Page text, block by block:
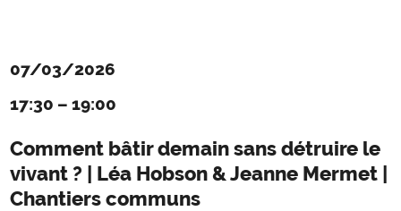
07/03/2026
17:30 – 19:00
Comment bâtir demain sans détruire le
vivant ? | Léa Hobson & Jeanne Mermet |
Chantiers communs